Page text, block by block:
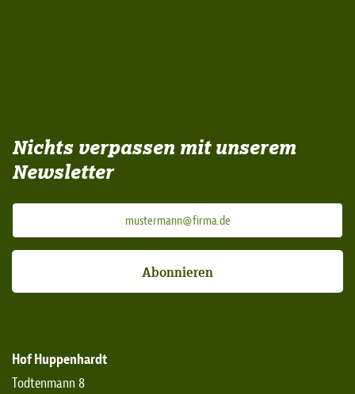
Nichts verpassen mit unserem
Newsletter
Abonnieren
Hof Huppenhardt
Todtenmann 8